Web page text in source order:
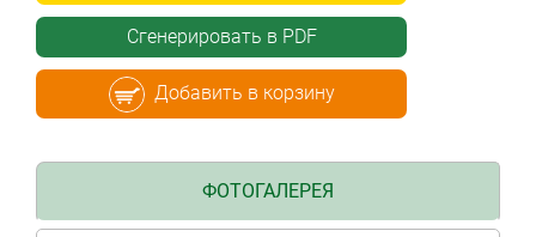
Сгенерировать в PDF
Добавить в корзину
ФОТОГАЛЕРЕЯ